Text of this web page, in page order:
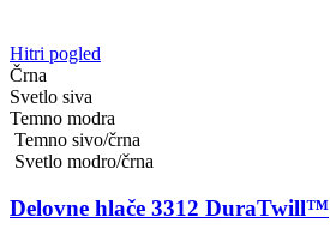
Hitri pogled
Črna
Svetlo siva
Temno modra
Temno sivo/črna
Svetlo modro/črna
Delovne hlače 3312 DuraTwill™